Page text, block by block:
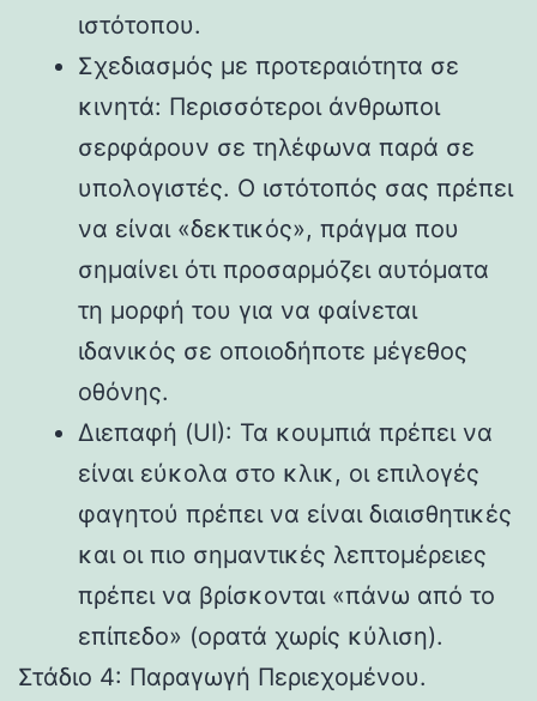
ιστότοπου.
Σχεδιασμός με προτεραιότητα σε
κινητά: Περισσότεροι άνθρωποι
σερφάρουν σε τηλέφωνα παρά σε
υπολογιστές. Ο ιστότοπός σας πρέπει
να είναι «δεκτικός», πράγμα που
σημαίνει ότι προσαρμόζει αυτόματα
τη μορφή του για να φαίνεται
ιδανικός σε οποιοδήποτε μέγεθος
οθόνης.
Διεπαφή (UI): Τα κουμπιά πρέπει να
είναι εύκολα στο κλικ, οι επιλογές
φαγητού πρέπει να είναι διαισθητικές
και οι πιο σημαντικές λεπτομέρειες
πρέπει να βρίσκονται «πάνω από το
επίπεδο» (ορατά χωρίς κύλιση).
Στάδιο 4: Παραγωγή Περιεχομένου.